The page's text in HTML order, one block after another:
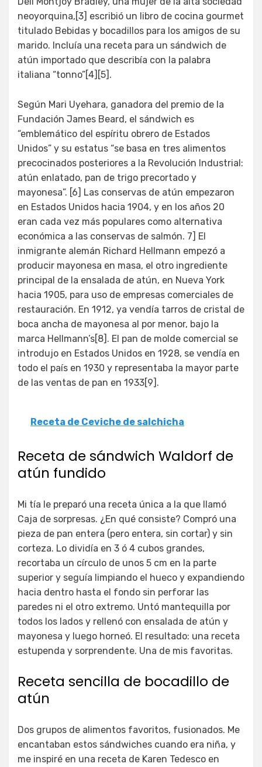
neoyorquina,[3] escribió un libro de cocina gourmet
titulado Bebidas y bocadillos para los amigos de su
marido. Incluía una receta para un sándwich de
atún importado que describía con la palabra
italiana “tonno”[4][5].
Según Mari Uyehara, ganadora del premio de la
Fundación James Beard, el sándwich es
“emblemático del espíritu obrero de Estados
Unidos” y su estatus “se basa en tres alimentos
precocinados posteriores a la Revolución Industrial:
atún enlatado, pan de trigo precortado y
mayonesa”. [6] Las conservas de atún empezaron
en Estados Unidos hacia 1904, y en los años 20
eran cada vez más populares como alternativa
económica a las conservas de salmón. 7] El
inmigrante alemán Richard Hellmann empezó a
producir mayonesa en masa, el otro ingrediente
principal de la ensalada de atún, en Nueva York
hacia 1905, para uso de empresas comerciales de
restauración. En 1912, ya vendía tarros de cristal de
boca ancha de mayonesa al por menor, bajo la
marca Hellmann’s[8]. El pan de molde comercial se
introdujo en Estados Unidos en 1928, se vendía en
todo el país en 1930 y representaba la mayor parte
de las ventas de pan en 1933[9].
Receta de Ceviche de salchicha
Receta de sándwich Waldorf de
atún fundido
Mi tía le preparó una receta única a la que llamó
Caja de sorpresas. ¿En qué consiste? Compró una
pieza de pan entera (pero entera, sin cortar) y sin
corteza. Lo dividía en 3 ó 4 cubos grandes,
recortaba un círculo de unos 5 cm en la parte
superior y seguía limpiando el hueco y expandiendo
hacia dentro hasta el fondo sin perforar las
paredes ni el otro extremo. Untó mantequilla por
todos los lados y rellenó con ensalada de atún y
mayonesa y luego horneó. El resultado: una receta
estupenda y sorprendente. Una de mis favoritas.
Receta sencilla de bocadillo de
atún
Dos grupos de alimentos favoritos, fusionados. Me
encantaban estos sándwiches cuando era niña, y
me inspiré en una receta de Karen Tedesco en